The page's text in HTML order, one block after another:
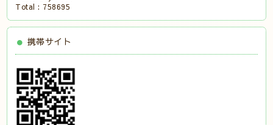
Total : 758695
携帯サイト